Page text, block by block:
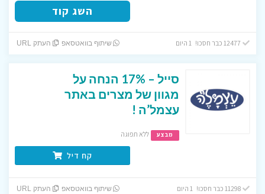
השג קוד
שיתוף בוואטסאפ העתק URL
סייל – 17% הנחה על
מגוון של מצרים באתר
עצמל’ה !
מבצע ללא תפוגה
קח דיל
11298 כבר חסכו! 1 היום שיתוף בוואטסאפ העתק URL